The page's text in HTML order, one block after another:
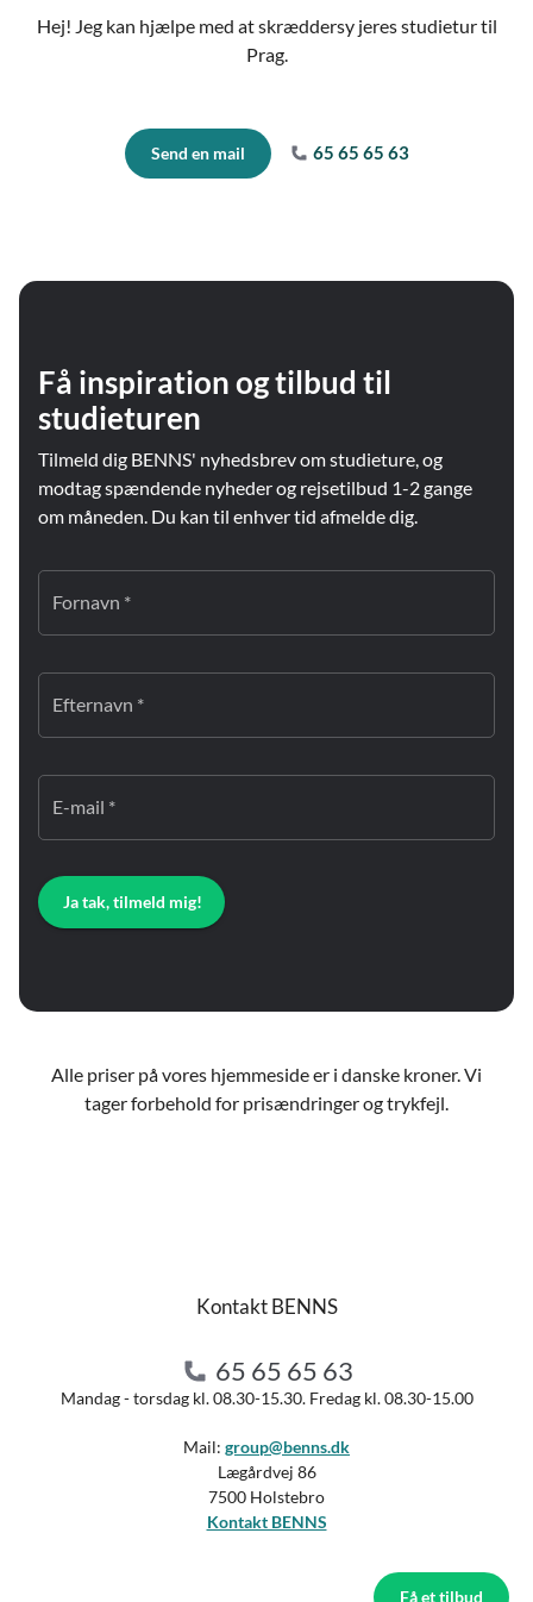
Få et tilbud
Hej! Jeg kan hjælpe med at skræddersy jeres studietur til
Prag.
Send en mail 65 65 65 63
Få inspiration og tilbud til
studieturen
Tilmeld dig BENNS' nyhedsbrev om studieture, og
modtag spændende nyheder og rejsetilbud 1-2 gange
om måneden. Du kan til enhver tid afmelde dig.
Fornavn *
Efternavn *
E-mail *
Ja tak, tilmeld mig!
Alle priser på vores hjemmeside er i danske kroner. Vi
tager forbehold for prisændringer og trykfejl.
Kontakt BENNS
65 65 65 63
Mandag - torsdag kl. 08.30-15.30. Fredag kl. 08.30-15.00
Mail: group@benns.dk
Lægårdvej 86
7500 Holstebro
Kontakt BENNS